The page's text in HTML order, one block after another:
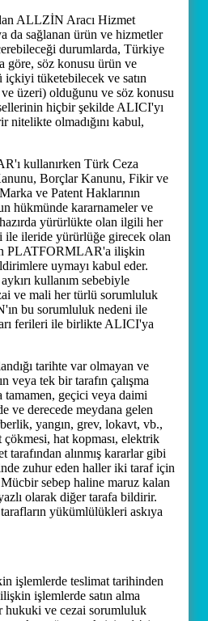
ALLZİN Aracı Hizmet
da sağlanan ürün ve hizmetler
durumlarda, Türkiye
göre, söz konusu ürün ve
tüketebilecek ve satın
üzeri) olduğunu ve söz konusu
hiçbir şekilde ALICI'yı
nitelikte olmadığını kabul,
kullanırken Türk Ceza
Borçlar Kanunu, Fikir ve
ve Patent Haklarının
hükmünde kararnameler ve
yürürlükte olan ilgili her
ile ileride yürürlüğe girecek olan
PLATFORMLAR'a ilişkin
uymayı kabul eder.
kullanım sebebiyle
ve mali her türlü sorumluluk
bu sorumluluk nedeni ile
ferileri ile birlikte ALICI'ya
tarihte var olmayan ve
veya tek bir tarafın çalışma
tamamen, geçici veya daimi
ve derecede meydana gelen
yangın, grev, lokavt, vb.,
hat kopması, elektrik
alınmış kararlar gibi
zuhur eden haller iki taraf için
Mücbir sebep haline maruz kalan
olarak diğer tarafa bildirir.
yükümlülükleri askıya
işlemlerde teslimat tarihinden
işlemlerde satın alma
hukuki ve cezai sorumluluk